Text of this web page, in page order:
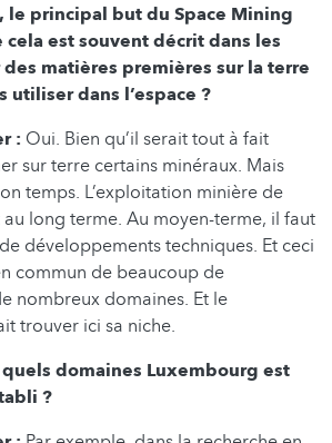
le principal but du Space Mining
cela est souvent décrit dans les
matières premières sur la terre
utiliser dans l’espace ?
: Oui. Bien qu’il serait tout à fait
sur terre certains minéraux. Mais
temps. L’exploitation minière de
au long terme. Au moyen-terme, il faut
développements techniques. Et ceci
commun de beaucoup de
nombreux domaines. Et le
trouver ici sa niche.
quels domaines Luxembourg est
?